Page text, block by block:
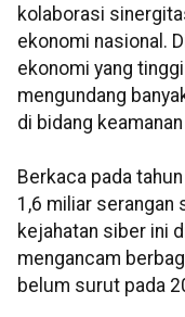
kolaborasi
ekonomi nasional.
ekonomi yang
mengundang
di bidang
Berkaca pada
1,6 miliar serangan
kejahatan siber ini
mengancam
belum surut pada